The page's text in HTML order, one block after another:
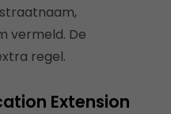
vermeld. De
regel.
Extension